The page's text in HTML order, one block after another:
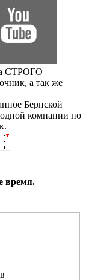
СТРОГО
а так же
Бернской
компании по
время.